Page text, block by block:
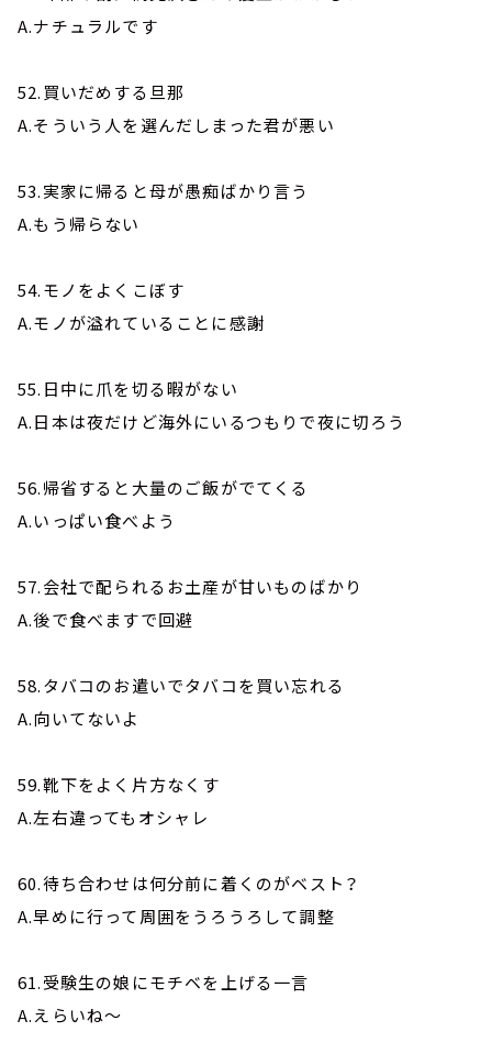
A.ナチュラルです
52.買いだめする旦那
A.そういう人を選んだしまった君が悪い
53.実家に帰ると母が愚痴ばかり言う
A.もう帰らない
54.モノをよくこぼす
A.モノが溢れていることに感謝
55.日中に爪を切る暇がない
A.日本は夜だけど海外にいるつもりで夜に切ろう
56.帰省すると大量のご飯がでてくる
A.いっぱい食べよう
57.会社で配られるお土産が甘いものばかり
A.後で食べますで回避
58.タバコのお遣いでタバコを買い忘れる
A.向いてないよ
59.靴下をよく片方なくす
A.左右違ってもオシャレ
60.待ち合わせは何分前に着くのがベスト？
A.早めに行って周囲をうろうろして調整
61.受験生の娘にモチベを上げる一言
A.えらいね～